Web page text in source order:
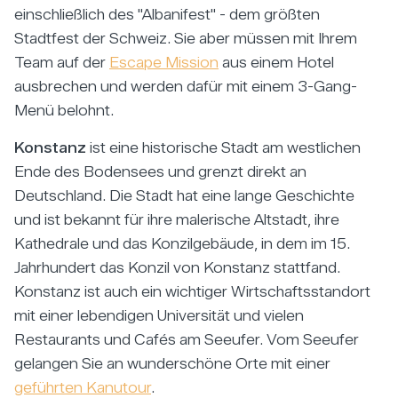
einschließlich des "Albanifest" - dem größten
Stadtfest der Schweiz. Sie aber müssen mit Ihrem
Team auf der Escape Mission aus einem Hotel
ausbrechen und werden dafür mit einem 3-Gang-
Menü belohnt.
Konstanz ist eine historische Stadt am westlichen
Ende des Bodensees und grenzt direkt an
Deutschland. Die Stadt hat eine lange Geschichte
und ist bekannt für ihre malerische Altstadt, ihre
Kathedrale und das Konzilgebäude, in dem im 15.
Jahrhundert das Konzil von Konstanz stattfand.
Konstanz ist auch ein wichtiger Wirtschaftsstandort
mit einer lebendigen Universität und vielen
Restaurants und Cafés am Seeufer. Vom Seeufer
gelangen Sie an wunderschöne Orte mit einer
geführten Kanutour.